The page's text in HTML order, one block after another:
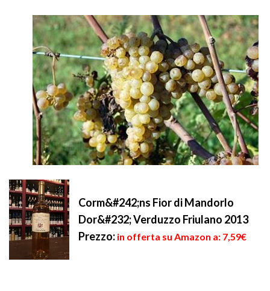
Corm&#242;ns Fior di Mandorlo
Dor&#232; Verduzzo Friulano 2013
Prezzo: in offerta su Amazon a: 7,59€